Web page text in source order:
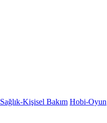
Sağlık-Kişisel Bakım Hobi-Oyun